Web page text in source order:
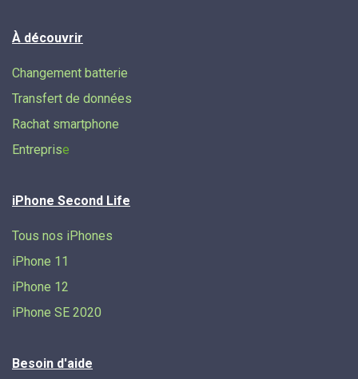
À découvrir
Changement batterie
Transfert de données​
Rachat smartphone
Entreprise
iPhone Second Life
Tous nos iPhones
iPhone 11
iPhone 12
iPhone SE 2020
Besoin d'aide